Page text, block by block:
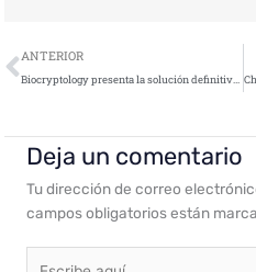
Ant
ANTERIOR
Deja un comentario
Tu dirección de correo
campos obligatorios están